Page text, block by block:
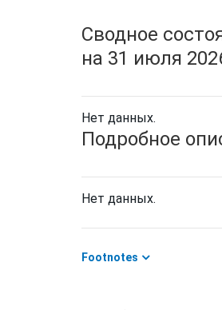
Сводное
на 31 июля
Нет данных.
Подробное
Нет данных.
Footnotes